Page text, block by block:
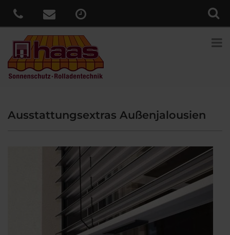
Ausstattungsextras Außenjalousien